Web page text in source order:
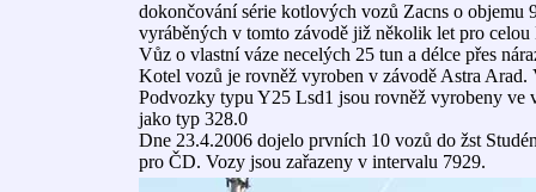
dokončování série kotlových vozů Zacns o objemu
vyráběných v tomto závodě již několik let pro celou
Vůz o vlastní váze necelých 25 tun a délce přes
Kotel vozů je rovněž vyroben v závodě Astra
Podvozky typu Y25 Lsd1 jsou rovněž vyrobeny ve
jako typ 328.0
Dne 23.4.2006 dojelo prvních 10 vozů do žst
pro ČD. Vozy jsou zařazeny v intervalu 7929.